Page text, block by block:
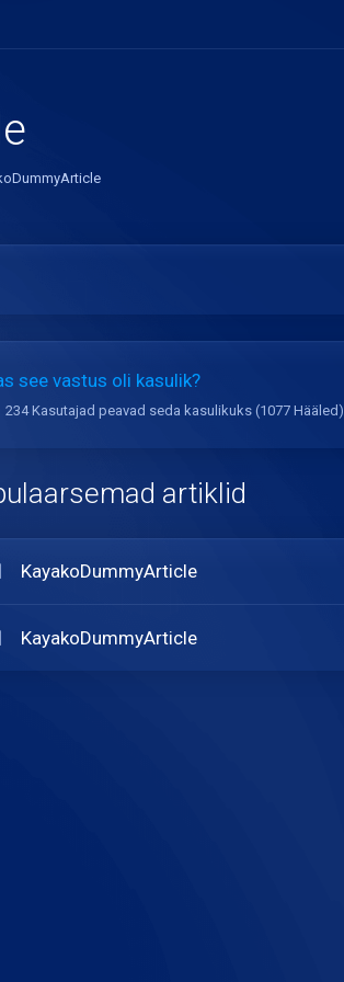
see vastus oli kasulik?
234 Kasutajad peavad seda kasulikuks (1077 Hääled)
artiklid
KayakoDummyArticle
KayakoDummyArticle